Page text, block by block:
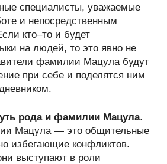
специалисты, уважаемые
и непосредственным
кто–то и будет
на людей, то это явно не
фамилии Мацула будут
при себе и поделятся ним
рода и фамилии Мацула.
Мацула — это общительные
избегающие конфликтов.
выступают в роли